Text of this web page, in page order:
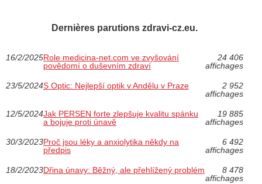
Dernières parutions zdravi-cz.eu.
16/2/2025Role medicina-net.com ve zvyšování
povědomí o duševním zdraví
24 406
affichages
23/5/2024S Optic: Nejlepší optik v Andělu v Praze
2 952
affichages
12/5/2024Jak PERSEN forte zlepšuje kvalitu spánku
a bojuje proti únavě
19 885
affichages
30/3/2023Proč jsou léky a anxiolytika někdy na
předpis
6 492
affichages
18/2/2023Dřina únavy: Běžný, ale přehlížený problém
8 478
affichages